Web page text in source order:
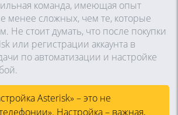
команда, имеющая опыт
менее сложных, чем те, которые
Не стоит думать, что после покупки
или регистрации аккаунта в
по автоматизации и настройке
Asterisk» – это не
Настройка – важная,